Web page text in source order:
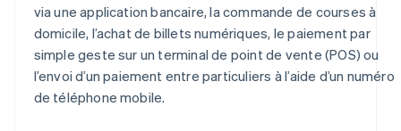
via une application bancaire, la commande de courses à
domicile, l’achat de billets numériques, le paiement par
simple geste sur un terminal de point de vente (POS) ou
l’envoi d’un paiement entre particuliers à l’aide d’un numéro
de téléphone mobile.